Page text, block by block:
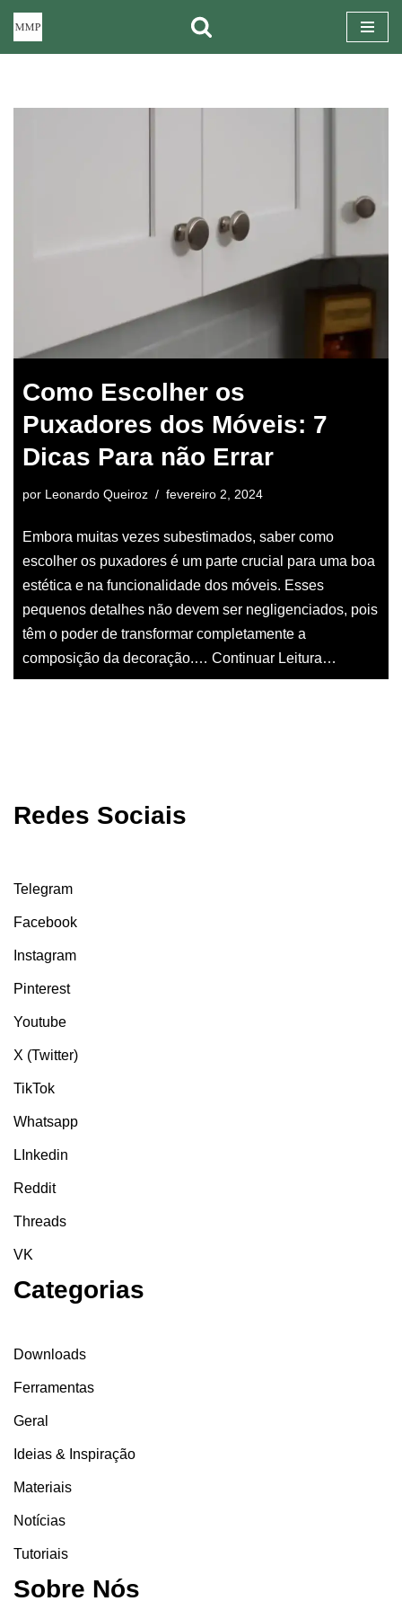
Como Escolher os
Puxadores dos Móveis: 7
Dicas Para não Errar
por Leonardo Queiroz fevereiro 2, 2024
Embora muitas vezes subestimados, saber como
escolher os puxadores é um parte crucial para uma boa
estética e na funcionalidade dos móveis. Esses
pequenos detalhes não devem ser negligenciados, pois
têm o poder de transformar completamente a
composição da decoração.… Continuar Leitura…
Redes Sociais
Telegram
Facebook
Instagram
Pinterest
Youtube
X (Twitter)
TikTok
Whatsapp
LInkedin
Reddit
Threads
VK
Categorias
Downloads
Ferramentas
Geral
Ideias & Inspiração
Materiais
Notícias
Tutoriais
Sobre Nós